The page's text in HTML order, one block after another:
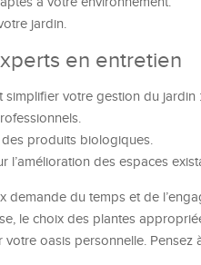
jardin.
en entretien
simplifier votre gestion du jardin :
produits biologiques.
l’amélioration des espaces
demande du temps et de
le choix des plantes
oasis personnelle. Pensez